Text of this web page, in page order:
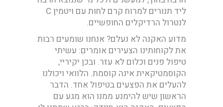
ליד תנורים למרוח קרם לחות עם ויטמין C
לנטרול הרדיקלים החופשיים.
מדוע האקנה לא נעלם? אנחנו שומעים רבות
את לקוחותינו הצעירים אומרים: עשיתי
טיפול פנים וכלום לא עזר. ובכן יקיריי,
הקוסמטיקאית אינה קוסמת. הלוואי ויכולנו
להעלים את הפצעים בטיפול אחד. הדבר
הראשון שיש להימנע ממנו הוא מגע עם